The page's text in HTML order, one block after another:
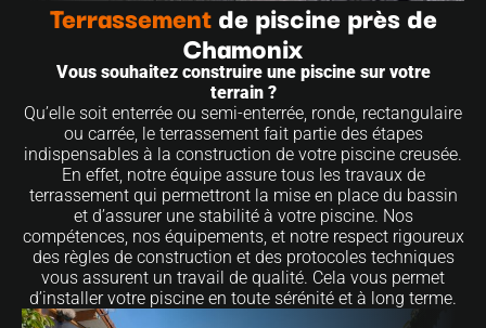
Terrassementde piscine près de
Chamonix
Vous souhaitez construire une piscine sur votre
terrain ?
Qu’elle soit enterrée ou semi-enterrée, ronde, rectangulaire
ou carrée, le terrassement fait partie des étapes
indispensables à la construction de votre piscine creusée.
En effet, notre équipe assure tous les travaux de
terrassement qui permettront la mise en place du bassin
et d’assurer une stabilité à votre piscine. Nos
compétences, nos équipements, et notre respect rigoureux
des règles de construction et des protocoles techniques
vous assurent un travail de qualité. Cela vous permet
d’installer votre piscine en toute sérénité et à long terme.